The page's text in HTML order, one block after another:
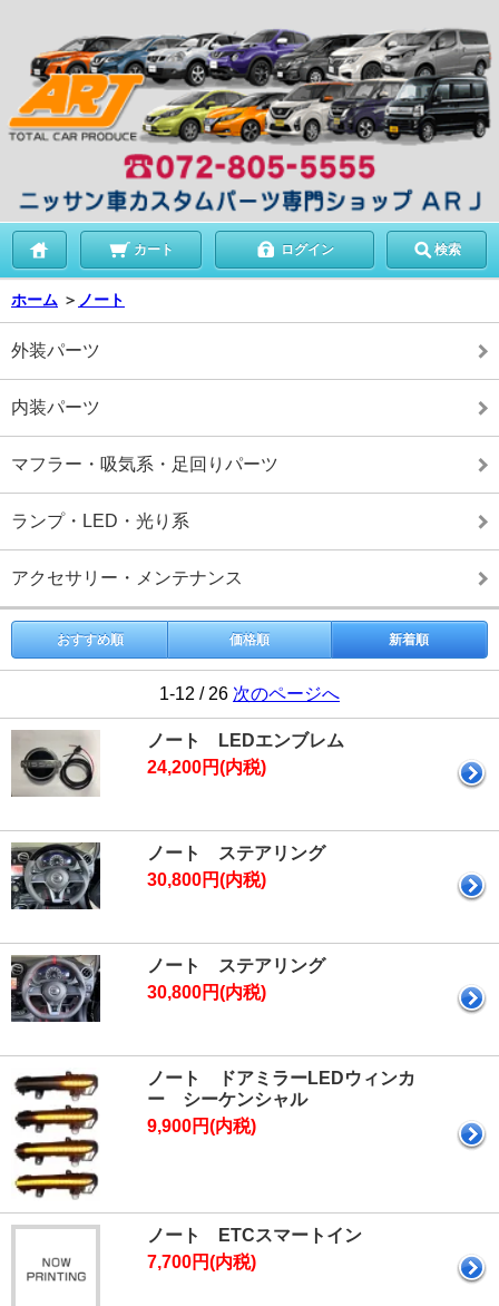
カート ログイン 検索
ホーム ＞ ノート
外装パーツ
内装パーツ
マフラー・吸気系・足回りパーツ
ランプ・LED・光り系
アクセサリー・メンテナンス
おすすめ順 価格順 新着順
1-12 / 26 次のページへ
ノート LEDエンブレム
24,200円(内税)
ノート ステアリング
30,800円(内税)
ノート ステアリング
30,800円(内税)
ノート ドアミラーLEDウィンカ
ー シーケンシャル
9,900円(内税)
ノート ETCスマートイン
7,700円(内税)